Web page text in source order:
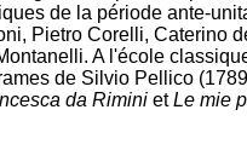
de la période ante-
Pietro Corelli, Caterino
A l'école
de Silvio Pellico
da Rimini etLe mie